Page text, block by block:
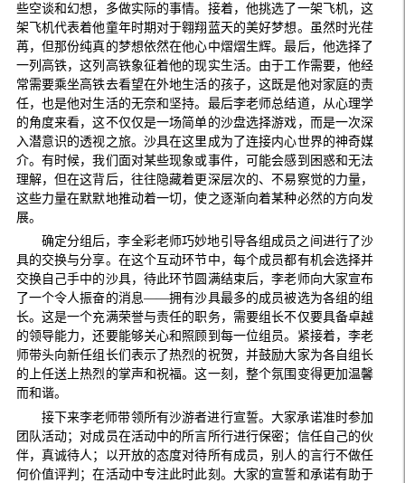
些空谈和幻想，多做实际的事情。接着，他挑选了一架飞机，这
架飞机代表着他童年时期对于翱翔蓝天的美好梦想。虽然时光荏
苒，但那份纯真的梦想依然在他心中熠熠生辉。最后，他选择了
一列高铁，这列高铁象征着他的现实生活。由于工作需要，他经
常需要乘坐高铁去看望在外地生活的孩子，这既是他对家庭的责
任，也是他对生活的无奈和坚持。最后李老师总结道，从心理学
的角度来看，这不仅仅是一场简单的沙盘选择游戏，而是一次深
入潜意识的透视之旅。沙具在这里成为了连接内心世界的神奇媒
介。有时候，我们面对某些现象或事件，可能会感到困惑和无法
理解，但在这背后，往往隐藏着更深层次的、不易察觉的力量，
这些力量在默默地推动着一切，使之逐渐向着某种必然的方向发
展。
确定分组后，李全彩老师巧妙地引导各组成员之间进行了沙
具的交换与分享。在这个互动环节中，每个成员都有机会选择并
交换自己手中的沙具，待此环节圆满结束后，李老师向大家宣布
了一个令人振奋的消息——拥有沙具最多的成员被选为各组的组
长。这是一个充满荣誉与责任的职务，需要组长不仅要具备卓越
的领导能力，还要能够关心和照顾到每一位组员。紧接着，李老
师带头向新任组长们表示了热烈的祝贺，并鼓励大家为各自组长
的上任送上热烈的掌声和祝福。这一刻，整个氛围变得更加温馨
而和谐。
接下来李老师带领所有沙游者进行宣誓。大家承诺准时参加
团队活动；对成员在活动中的所言所行进行保密；信任自己的伙
伴，真诚待人；以开放的态度对待所有成员，别人的言行不做任
何价值评判；在活动中专注此时此刻。大家的宣誓和承诺有助于